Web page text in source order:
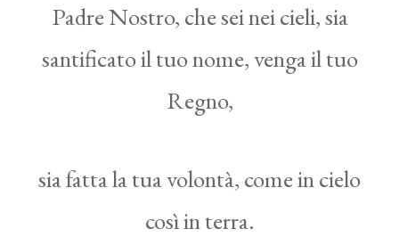
Padre Nostro, che sei nei cieli, sia
santificato il tuo nome, venga il tuo
Regno,
sia fatta la tua volontà, come in cielo
così in terra.